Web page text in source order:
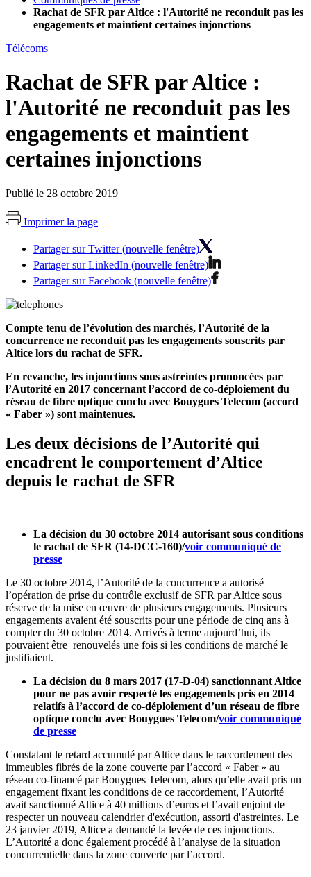
Rachat de SFR par Altice : l'Autorité ne reconduit pas les
engagements et maintient certaines injonctions
Télécoms
Rachat de SFR par Altice :
l'Autorité ne reconduit pas les
engagements et maintient
certaines injonctions
Publié le 28 octobre 2019
Imprimer la page
Partager sur Twitter (nouvelle fenêtre)
Partager sur LinkedIn (nouvelle fenêtre)
Partager sur Facebook (nouvelle fenêtre)
Compte tenu de l’évolution des marchés, l’Autorité de la
concurrence ne reconduit pas les engagements souscrits par
Altice lors du rachat de SFR.
En revanche, les injonctions sous astreintes prononcées par
l’Autorité en 2017 concernant l’accord de co-déploiement du
réseau de fibre optique conclu avec Bouygues Telecom (accord
« Faber ») sont maintenues.
Les deux décisions de l’Autorité qui
encadrent le comportement d’Altice
depuis le rachat de SFR
La décision du 30 octobre 2014 autorisant sous conditions
le rachat de SFR (14‑DCC‑160)/voir communiqué de
presse
Le 30 octobre 2014, l’Autorité de la concurrence a autorisé
l’opération de prise du contrôle exclusif de SFR par Altice sous
réserve de la mise en œuvre de plusieurs engagements. Plusieurs
engagements avaient été souscrits pour une période de cinq ans à
compter du 30 octobre 2014. Arrivés à terme aujourd’hui, ils
pouvaient être renouvelés une fois si les conditions de marché le
justifiaient.
La décision du 8 mars 2017 (17-D-04) sanctionnant Altice
pour ne pas avoir respecté les engagements pris en 2014
relatifs à l’accord de co-déploiement d’un réseau de fibre
optique conclu avec Bouygues Telecom/voir communiqué
de presse
Constatant le retard accumulé par Altice dans le raccordement des
immeubles fibrés de la zone couverte par l’accord « Faber » au
réseau co-financé par Bouygues Telecom, alors qu’elle avait pris un
engagement fixant les conditions de ce raccordement, l’Autorité
avait sanctionné Altice à 40 millions d’euros et l’avait enjoint de
respecter un nouveau calendrier d'exécution, assorti d'astreintes. Le
23 janvier 2019, Altice a demandé la levée de ces injonctions.
L’Autorité a donc également procédé à l’analyse de la situation
concurrentielle dans la zone couverte par l’accord.